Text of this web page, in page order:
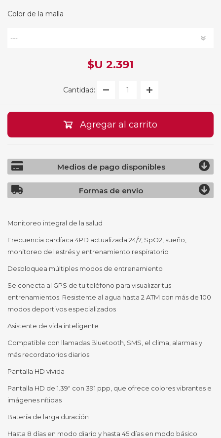
Color de la malla
$U 2.391
Cantidad:
Agregar al carrito
Medios de pago disponibles
Formas de envío
Monitoreo integral de la salud
Frecuencia cardíaca 4PD actualizada 24/7, SpO2, sueño,
monitoreo del estrés y entrenamiento respiratorio
Desbloquea múltiples modos de entrenamiento
Se conecta al GPS de tu teléfono para visualizar tus
entrenamientos. Resistente al agua hasta 2 ATM con más de 100
modos deportivos especializados
Asistente de vida inteligente
Compatible con llamadas Bluetooth, SMS, el clima, alarmas y
más recordatorios diarios
Pantalla HD vívida
Pantalla HD de 1.39" con 391 ppp, que ofrece colores vibrantes e
imágenes nítidas
Batería de larga duración
Hasta 8 días en modo diario y hasta 45 días en modo básico